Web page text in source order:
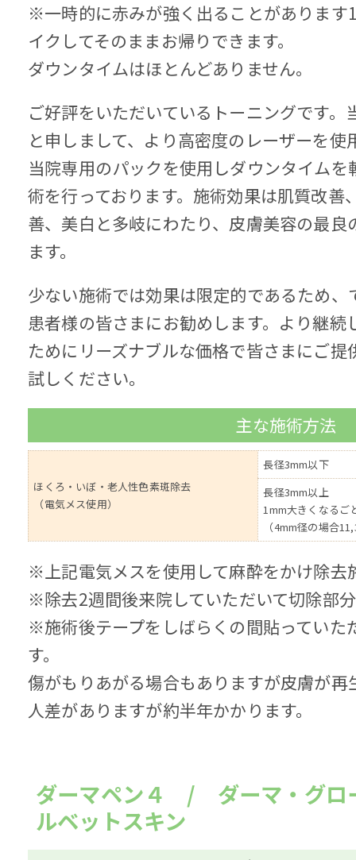
※一時的に赤みが強く出ることがあります
イクしてそのままお帰りできます。
ダウンタイムはほとんどありません。
ご好評をいただいているトーニングです。
と申しまして、より高密度のレーザーを使
当院専用のパックを使用しダウンタイム
術を行っております。施術効果は肌質改善
善、美白と多岐にわたり、皮膚美容の最良
ます。
少ない施術では効果は限定的であるため
患者様の皆さまにお勧めします。より継続
ためにリーズナブルな価格で皆さまにご提
試しください。
主な施術方法
ほくろ・いぼ・老人性色素斑除去
（電気メス使用）
長径3mm以下
長径3mm以上
1mm大きくなるご
（4mm径の場合
※上記電気メスを使用して麻酔をかけ除去
※除去2週間後来院していただいて切除部
※施術後テープをしばらくの間貼っていた
す。
傷がもりあがる場合もありますが皮膚が
人差がありますが約半年かかります。
ダーマペン４ / ダーマ・グ
ルベットスキン